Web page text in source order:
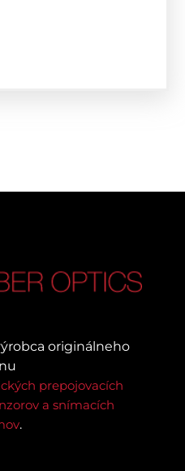
originálneho
prepojovacích
a snímacích
.